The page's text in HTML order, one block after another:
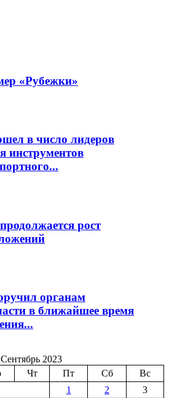
«Рубежки»
в число лидеров
инструментов
рост
органам
в ближайшее время
Сентябрь 2023
Чт Пт Сб
Вс
1
2
3